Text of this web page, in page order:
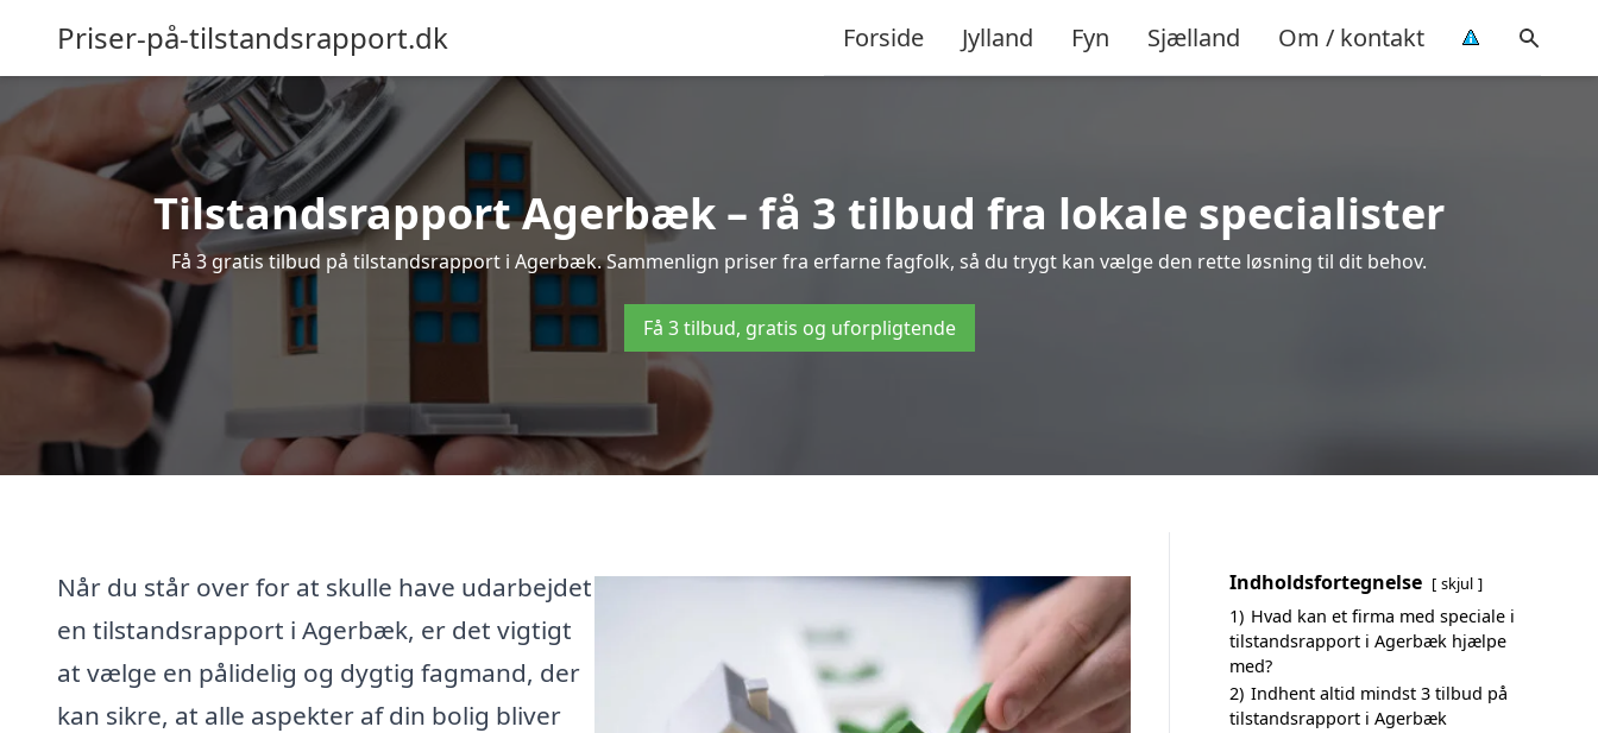
Priser-på-tilstandsrapport.dk Forside Jylland Fyn Sjælland Om / kontakt
Tilstandsrapport Agerbæk – få 3 tilbud fra lokale specialister
Få 3 gratis tilbud på tilstandsrapport i Agerbæk. Sammenlign priser fra erfarne fagfolk, så du trygt kan vælge den rette løsning til dit behov.
Få 3 tilbud, gratis og uforpligtende
Når du står over for at skulle have udarbejdet
en tilstandsrapport i Agerbæk, er det vigtigt
at vælge en pålidelig og dygtig fagmand, der
kan sikre, at alle aspekter af din bolig bliver
Indholdsfortegnelse skjul
1) Hvad kan et firma med speciale i
tilstandsrapport i Agerbæk hjælpe
med?
2) Indhent altid mindst 3 tilbud på
tilstandsrapport i Agerbæk